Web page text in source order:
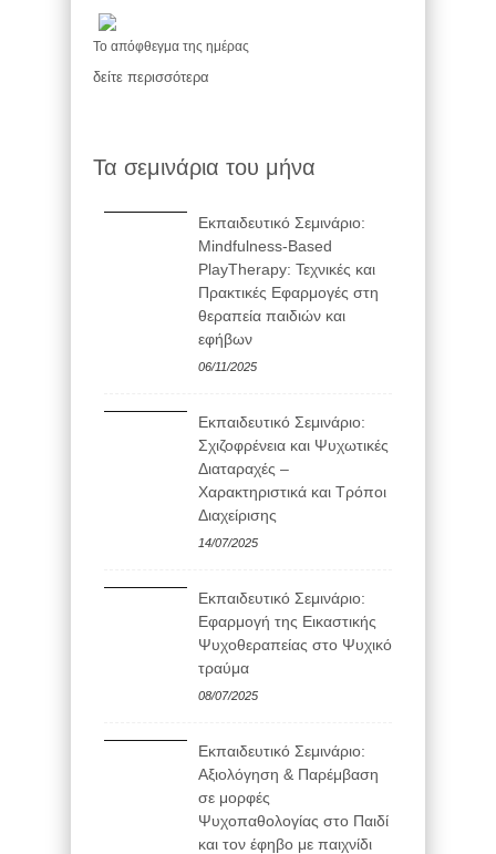
Το απόφθεγμα της ημέρας
δείτε περισσότερα
Τα σεμινάρια του μήνα
Εκπαιδευτικό Σεμινάριο:
Mindfulness-Based
PlayTherapy: Τεχνικές και
Πρακτικές Εφαρμογές στη
θεραπεία παιδιών και
εφήβων
06/11/2025
Εκπαιδευτικό Σεμινάριο:
Σχιζοφρένεια και Ψυχωτικές
Διαταραχές –
Χαρακτηριστικά και Τρόποι
Διαχείρισης
14/07/2025
Εκπαιδευτικό Σεμινάριο:
Εφαρμογή της Εικαστικής
Ψυχοθεραπείας στο Ψυχικό
τραύμα
08/07/2025
Εκπαιδευτικό Σεμινάριο:
Αξιολόγηση & Παρέμβαση
σε μορφές
Ψυχοπαθολογίας στο Παιδί
και τον έφηβο με παιχνίδι